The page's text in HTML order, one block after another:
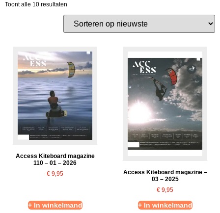
Toont alle 10 resultaten
Access Kiteboard magazine
110 – 01 – 2026
€ 9,95
+ In winkelmand
Access Kiteboard magazine –
03 – 2025
€ 9,95
+ In winkelmand